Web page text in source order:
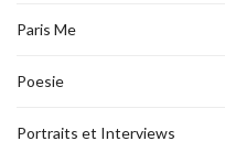
Paris Me
Poesie
Portraits et Interviews